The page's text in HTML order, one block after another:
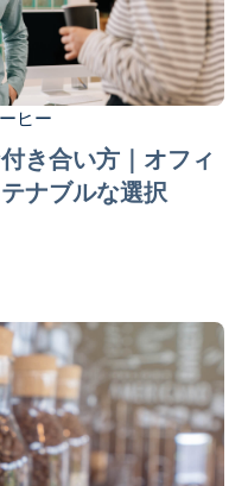
ヒー
き合い方｜オフィ
ナブルな選択